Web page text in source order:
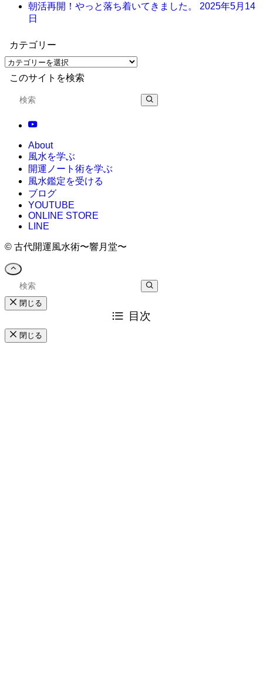
朝活再開！やっと落ち着いてきました。 2025年5月14
日
カテゴリー
このサイトを検索
About
風水を学ぶ
開運ノート術を学ぶ
風水鑑定を受ける
ブログ
YOUTUBE
ONLINE STORE
LINE
© 古代開運風水術〜響月堂〜
閉じる
目次
閉じる